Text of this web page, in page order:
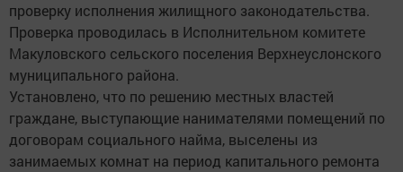
проверку исполнения жилищного законодательства.
Проверка проводилась в Исполнительном комитете
Макуловского сельского поселения Верхнеуслонского
муниципального района.
Установлено, что по решению местных властей
граждане, выступающие нанимателями помещений по
договорам социального найма, выселены из
занимаемых комнат на период капитального ремонта